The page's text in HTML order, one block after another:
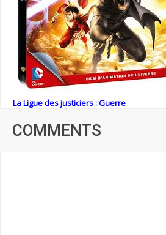
La Ligue des justiciers : Guerre
COMMENTS